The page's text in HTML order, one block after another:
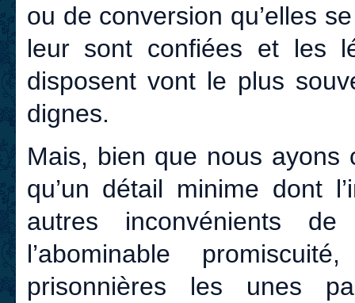
ou de conversion qu’elles
leur sont confiées et les
disposent vont le plus
dignes.
Mais, bien que nous ayons
qu’un détail minime dont
autres inconvénients
l’abominable
prisonnières les unes